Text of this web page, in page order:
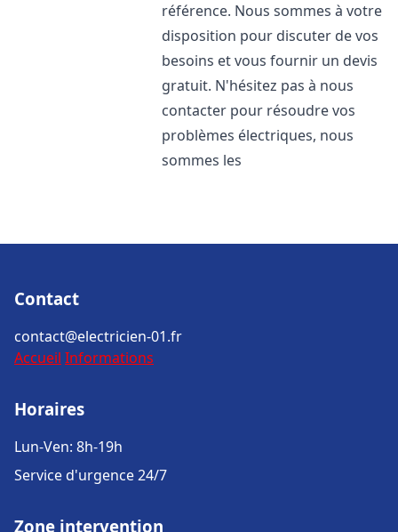
référence. Nous sommes à votre
disposition pour discuter de vos
besoins et vous fournir un devis
gratuit. N'hésitez pas à nous
contacter pour résoudre vos
problèmes électriques, nous
sommes les
Contact
contact@electricien-01.fr
Accueil Informations
Horaires
Lun-Ven: 8h-19h
Service d'urgence 24/7
Zone intervention